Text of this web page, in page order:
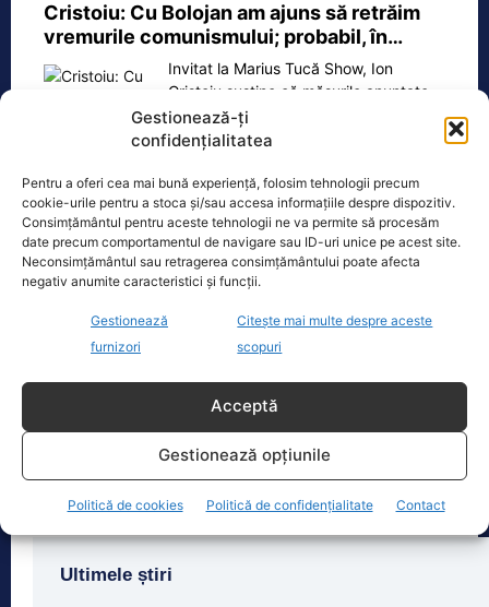
Gestionează-ți
confidențialitatea
Pentru a oferi cea mai bună experiență, folosim tehnologii precum
cookie-urile pentru a stoca și/sau accesa informațiile despre dispozitiv.
Consimțământul pentru aceste tehnologii ne va permite să procesăm
date precum comportamentul de navigare sau ID-uri unice pe acest site.
Neconsimțământul sau retragerea consimțământului poate afecta
negativ anumite caracteristici și funcții.
Gestionează
furnizori
Citește mai multe despre aceste
scopuri
Acceptă
Gestionează opțiunile
Politică de cookies Politică de confidențialitate Contact
Cristoiu: Cu Bolojan am ajuns să retrăim
vremurile comunismului; probabil, în…
Invitat la Marius Tucă Show, Ion
Cristoiu susține că măsurile anunțate
de Ilie Bolojan privind reducerea
consumului de energie electrică
Oficiul de Știri
Bala vor fi…
august. Autoritățile au intrat în linie
dreaptă cu una dintre cele mai
Ultimele știri